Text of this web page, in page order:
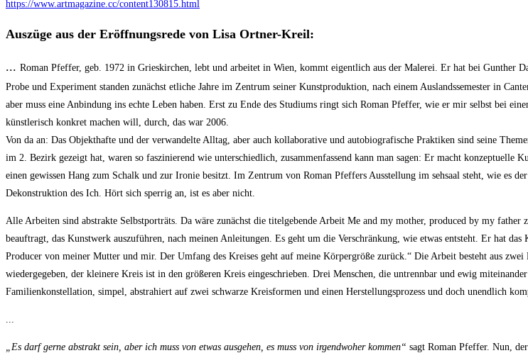
https://www.artmagazine.cc/content130815.html
Auszüge aus der Eröffnungsrede von Lisa Ortner-Kreil:
... Roman Pfeffer, geb. 1972 in Grieskirchen, lebt und arbeitet in Wien, kommt eigentlich aus der Malerei. Er hat bei Gunther
Probe und Experiment standen zunächst etliche Jahre im Zentrum seiner Kunstproduktion, nach einem Auslandssemester in
aber muss eine Anbindung ins echte Leben haben. Erst zu Ende des Studiums ringt sich Roman Pfeffer, wie er mir selbst bei
künstlerisch konkret machen will, durch, das war 2006.
Von da an: Das Objekthafte und der verwandelte Alltag, aber auch kollaborative und autobiografische Praktiken sind seine
im 2. Bezirk gezeigt hat, waren so faszinierend wie unterschiedlich, zusammenfassend kann man sagen: Er macht konzeptuelle
einen gewissen Hang zum Schalk und zur Ironie besitzt. Im Zentrum von Roman Pfeffers Ausstellung im sehsaal steht, wie es
Dekonstruktion des Ich. Hört sich sperrig an, ist es aber nicht.
Alle Arbeiten sind abstrakte Selbstporträts. Da wäre zunächst die titelgebende Arbeit Me and my mother, produced by my father
beauftragt, das Kunstwerk auszuführen, nach meinen Anleitungen. Es geht um die Verschränkung, wie etwas entsteht. Er hat
Producer von meiner Mutter und mir. Der Umfang des Kreises geht auf meine Körpergröße zurück.“ Die Arbeit besteht aus
wiedergegeben, der kleinere Kreis ist in den größeren Kreis eingeschrieben. Drei Menschen, die untrennbar und ewig
Familienkonstellation, simpel, abstrahiert auf zwei schwarze Kreisformen und einen Herstellungsprozess und doch unendlich
„Es darf gerne abstrakt sein, aber ich muss von etwas ausgehen, es muss von irgendwoher kommen“ sagt Roman Pfeffer. Nun,